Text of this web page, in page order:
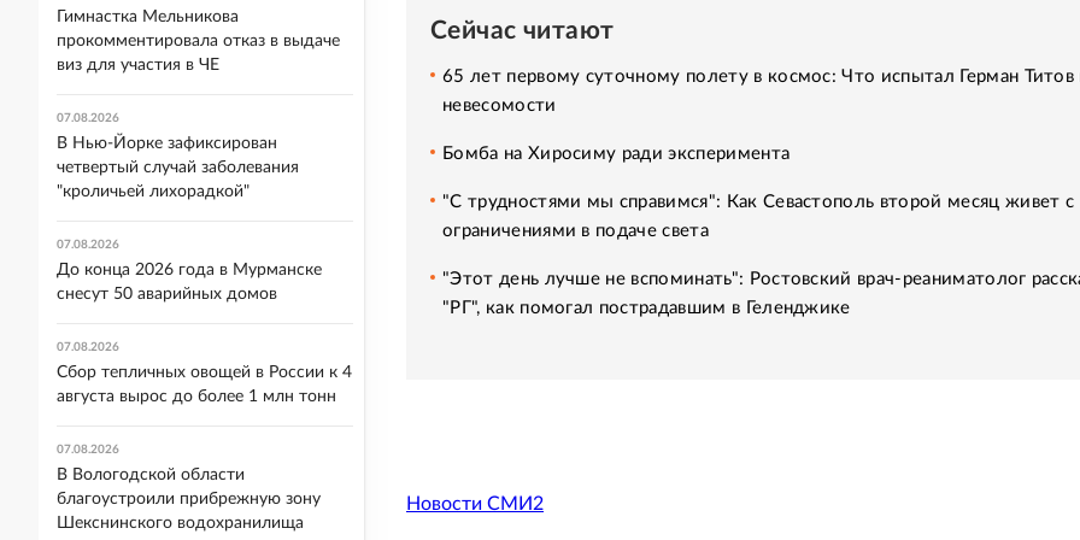
Сейчас читают
65 лет первому суточному полету в космос: Что испытал Герман Титов
невесомости
Бомба на Хиросиму ради эксперимента
"С трудностями мы справимся": Как Севастополь второй месяц живет с
ограничениями в подаче света
"Этот день лучше не вспоминать": Ростовский врач-реаниматолог
"РГ", как помогал пострадавшим в Геленджике
Новости СМИ2
Гимнастка Мельникова
прокомментировала отказ в выдаче
виз для участия в ЧЕ
07.08.2026
В Нью-Йорке зафиксирован
четвертый случай заболевания
"кроличьей лихорадкой"
07.08.2026
До конца 2026 года в Мурманске
снесут 50 аварийных домов
07.08.2026
Сбор тепличных овощей в России к 4
августа вырос до более 1 млн тонн
07.08.2026
В Вологодской области
благоустроили прибрежную зону
Шекснинского водохранилища